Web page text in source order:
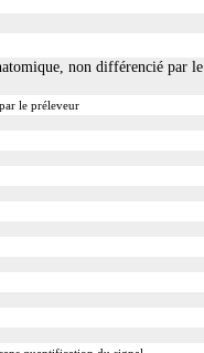
non différencié par le
le préleveur